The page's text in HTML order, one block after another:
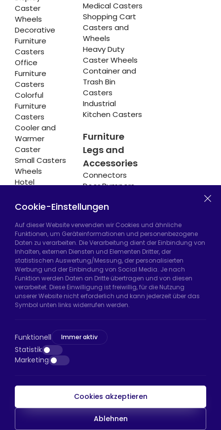
Caster
Wheels
Decorative
Furniture
Casters
Office
Furniture
Casters
Colorful
Furniture
Casters
Cooler and
Warmer
Caster
Small Casters
Wheels
Hotel
Casters
Medical Casters
Shopping Cart
Casters and
Wheels
Heavy Duty
Caster Wheels
Container and
Trash Bin
Casters
Industrial
Kitchen Casters
Furniture
Legs and
Accessories
Connectors
Door Bumpers
Hadımköy Fabrik:Atatürk Sanayi Bölgesi,
Uzunçayır Caddesi, No:11 Hadımköy, 34555
Arnavutköy/İstanbul
Telefon: +90 212 640 66 46
E-Mail: export@htsteker.com
D:a, 34045 Bayrampaşa/İstanbul
Telefon:+90 530 044 64 87
E-Mail: info@htsteker.com
HTS-Zahlung
Cookie-Einstellungen
Auf dieser Website verwenden wir Cookies und ähnliche
Funktionen, um Geräteinformationen und personenbezogene
Daten zu verarbeiten. Die Verarbeitung dient der Einbindung von
Inhalten, externen Diensten und Elementen Dritter, der
statistischen Auswertung/Messung, der personalisierten
Werbung und der Einbindung von Social Media. Je nach
Funktion werden Daten an Dritte übertragen und von diesen
verarbeitet. Diese Einwilligung ist freiwillig, für die Nutzung
unserer Website nicht erforderlich und kann jederzeit über das
Symbol unten links widerrufen werden.
Funktionell Immer aktiv
Statistik
Marketing
Cookies akzeptieren
Ablehnen